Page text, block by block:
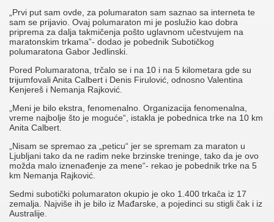
„Prvi put sam ovde, za polumaraton sam saznao sa interneta te
sam se prijavio. Ovaj polumaraton mi je poslužio kao dobra
priprema za dalja takmičenja pošto uglavnom učestvujem na
maratonskim trkama”- dodao je pobednik Subotičkog
polumaratona Gabor Jedlinski.
Pored Polumaratona, trčalo se i na 10 i na 5 kilometara gde su
trijumfovali Anita Calbert i Denis Firulović, odnosno Valentina
Kenjereš i Nemanja Rajković.
„Meni je bilo ekstra, fenomenalno. Organizacija fenomenalna,
vreme najbolje što je moguće“, istakla je pobednica trke na 10 km
Anita Calbert.
„Nisam se spremao za „peticu“ jer se spremam za maraton u
Ljubljani tako da ne radim neke brzinske treninge, tako da je ovo
možda malo iznenađenje za mene“- rekao je pobednik trke na 5
km Nemanja Rajković.
Sedmi subotički polumaraton okupio je oko 1.400 trkača iz 17
zemalja. Najviše ih je bilo iz Mađarske, a pojedinci su stigli čak i iz
Australije.